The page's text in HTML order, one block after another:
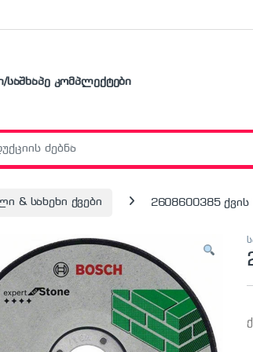
საშხაპე კომპლექტები
& სახეხი ქვები 2608600385